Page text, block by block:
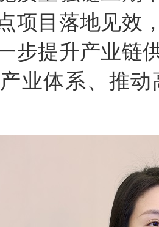
项目落地见效
步提升产业链
业体系、推